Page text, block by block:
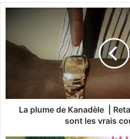
te
bo
ok
e
La plume de Kanadèle |
sont les vrais